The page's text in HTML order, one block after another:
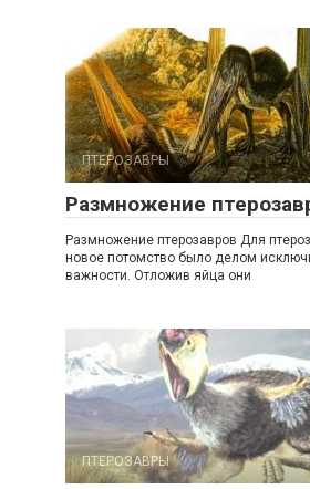
ПТЕРОЗАВРЫ
Размножение
Размножение птерозавров Для
новое потомство было делом
важности. Отложив яйца они
ПТЕРОЗАВРЫ